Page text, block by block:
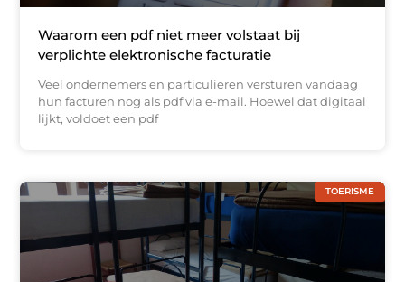
Waarom een pdf niet meer volstaat bij
verplichte elektronische facturatie
Veel ondernemers en particulieren versturen vandaag
hun facturen nog als pdf via e-mail. Hoewel dat digitaal
lijkt, voldoet een pdf
TOERISME